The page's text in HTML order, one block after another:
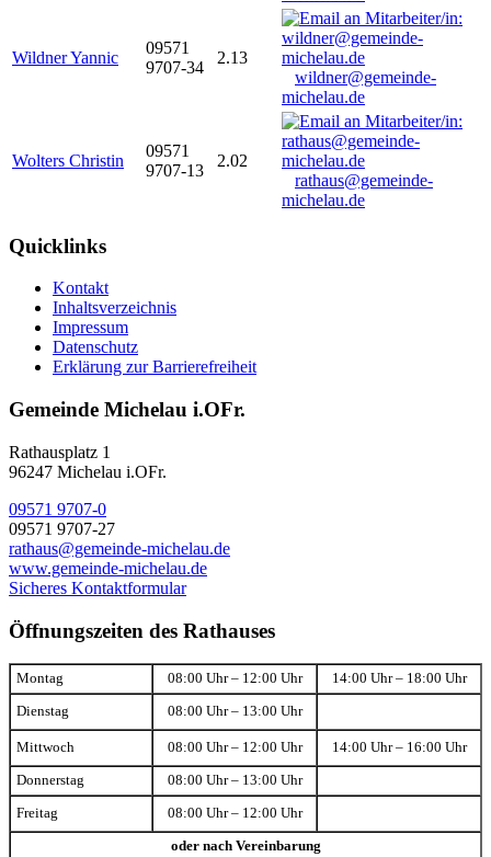
Wildner Yannic
09571
9707-34
2.13
wildner@gemeinde-
michelau.de
Wolters Christin
09571
9707-13
2.02
rathaus@gemeinde-
michelau.de
Quicklinks
Kontakt
Inhaltsverzeichnis
Impressum
Datenschutz
Erklärung zur Barrierefreiheit
Gemeinde Michelau i.OFr.
Rathausplatz 1
96247 Michelau i.OFr.
09571 9707-0
09571 9707-27
rathaus@gemeinde-michelau.de
www.gemeinde-michelau.de
Sicheres Kontaktformular
Öffnungszeiten des Rathauses
Montag 08:00 Uhr – 12:00 Uhr 14:00 Uhr – 18:00 Uhr
Dienstag 08:00 Uhr – 13:00 Uhr
Mittwoch 08:00 Uhr – 12:00 Uhr 14:00 Uhr – 16:00 Uhr
Donnerstag 08:00 Uhr – 13:00 Uhr
Freitag 08:00 Uhr – 12:00 Uhr
oder nach Vereinbarung